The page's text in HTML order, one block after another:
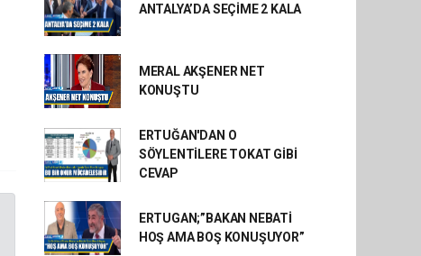
ANTALYA’DA SEÇİME 2 KALA
MERAL AKŞENER NET
KONUŞTU
ERTUĞAN'DAN O
SÖYLENTİLERE TOKAT GİBİ
CEVAP
ERTUGAN;”BAKAN NEBATİ
HOŞ AMA BOŞ KONUŞUYOR”